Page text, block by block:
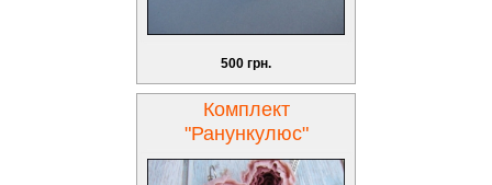
500 грн.
Комплект
"Ранункулюс"